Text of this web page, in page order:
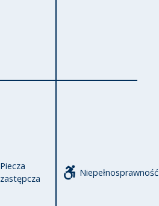
Piecza
zastępcza
Niepełnosprawność